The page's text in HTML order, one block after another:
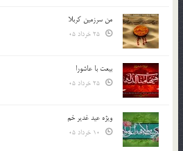
من سرزمین کربلا
بیعت با عاشورا
ویژه عید غدیر خم